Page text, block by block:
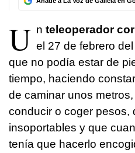
U n teleoperador
el 27 de febrero
que no podía estar de
tiempo, haciendo
de caminar unos
conducir o coger pesos,
insoportables y que
tenía que hacerlo